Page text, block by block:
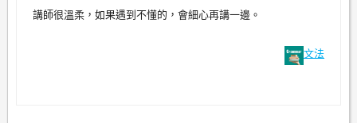
講師很溫柔，如果遇到不懂的，會細心再講一邊。
文法